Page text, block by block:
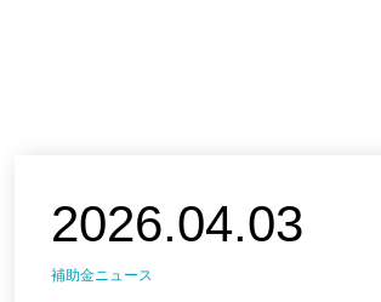
補助金獲得活用支援について
2026.04.03
補助金ニュース